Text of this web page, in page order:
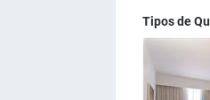
Tipos de